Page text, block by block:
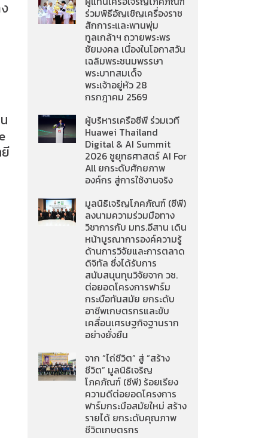
ร่วมพิธีอัญเชิญเครื่องราช
สักการะและพานพุ่ม
ทูลเกล้าฯ ถวายพระพร
ชัยมงคล เนื่องในโอกาสวัน
เฉลิมพระชนมพรรษา
พระบาทสมเด็จ
พระเจ้าอยู่หัว 28
กรกฎาคม 2569
ผู้บริหารเครือซีพี ร่วมเวที
Huawei Thailand
Digital & AI Summit
2026 ชูยุทธศาสตร์ AI For
All ยกระดับศักยภาพ
องค์กร สู่การใช้งานจริง
มูลนิธิเจริญโภคภัณฑ์ (ซีพี)
ลงนามความร่วมมือทาง
วิชาการกับ มทร.อีสาน เดิน
หน้าบูรณาการองค์ความรู้
ด้านการวิจัยและการตลาด
ดิจิทัล ซึ่งได้รับการ
สนับสนุนทุนวิจัยจาก วช.
ต่อยอดโครงการฟาร์ม
กระบือทันสมัย ยกระดับ
อาชีพเกษตรกรและขับ
เคลื่อนเศรษฐกิจฐานราก
อย่างยั่งยืน
จาก “ไถ่ชีวิต” สู่ “สร้าง
ชีวิต” มูลนิธิเจริญ
โภคภัณฑ์ (ซีพี) ร้อยเรียง
ความดีต่อยอดโครงการ
ฟาร์มกระบือสมัยใหม่ สร้าง
รายได้ ยกระดับคุณภาพ
ชีวิตเกษตรกร